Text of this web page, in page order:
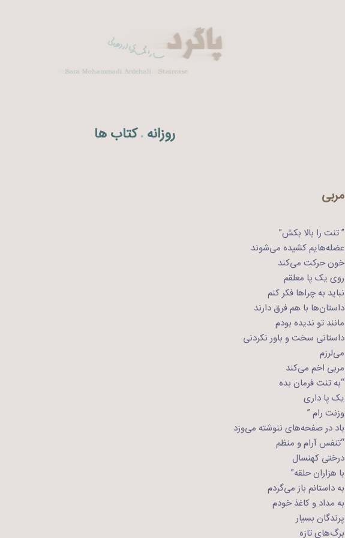
روزانه . کتاب ها
مربی
” تنت را بالا بکش”
عضله‌هایم کشیده می‌شوند
خون حرکت می‌کند
روی یک پا معلقم
نباید به چراها فکر ‌کنم
داستان‌ها با هم فرق دارند
مانند تو ندیده بودم
داستانی سخت و باور نکردنی
می‌لرزم
مربی اخم می‌کند
“به تنت فرمان بده
یک پا داری
وزنت رام ”
باد در صفحه‌های ننوشته می‌وزد
“تنفس آرام و منظم
درختی کهنسال
با هزاران حلقه”
به داستانم باز می‌گردم
به مداد و کاغذ خودم
پرندگان بسیار
برگ‌های تازه